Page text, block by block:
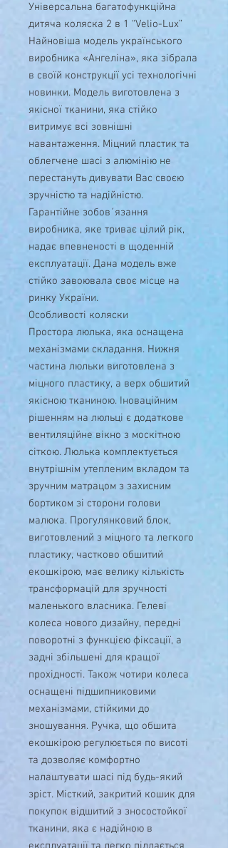
Універсальна багатофункційна
дитяча коляска 2 в 1 “Velio-Lux”
Найновіша модель українського
виробника «Ангеліна», яка зібрала
в своїй конструкції усі технологічні
новинки. Модель виготовлена з
якісної тканини, яка стійко
витримує всі зовнішні
навантаження. Міцний пластик та
облегчене шасі з алюмінію не
перестануть дивувати Вас своєю
зручністю та надійністю.
Гарантійне зобов´язання
виробника, яке триває цілий рік,
надає впевненості в щоденній
експлуатації. Дана модель вже
стійко завоювала своє місце на
ринку України.
Особливості коляски
Простора люлька, яка оснащена
механізмами складання. Нижня
частина люльки виготовлена з
міцного пластику, а верх обшитий
якісною тканиною. Іноваційним
рішенням на люльці є додаткове
вентиляційне вікно з москітною
сіткою. Люлька комплектується
внутрішнім утепленим вкладом та
зручним матрацом з захисним
бортиком зі сторони голови
малюка. Прогулянковий блок,
виготовлений з міцного та легкого
пластику, частково обшитий
екошкірою, має велику кількість
трансформацій для зручності
маленького власника. Гелеві
колеса нового дизайну, передні
поворотні з функцією фіксації, а
задні збільшені для кращої
прохідності. Також чотири колеса
оснащені підшипниковими
механізмами, стійкими до
зношування. Ручка, що обшита
екошкірою регулюється по висоті
та дозволяє комфортно
налаштувати шасі під будь-який
зріст. Місткий, закритий кошик для
покупок відшитий з зносостойкої
тканини, яка є надійною в